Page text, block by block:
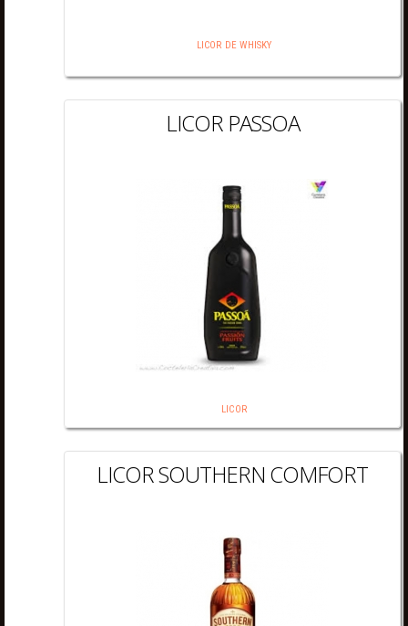
LICOR DE WHISKY
LICOR PASSOA
LICOR
LICOR SOUTHERN COMFORT